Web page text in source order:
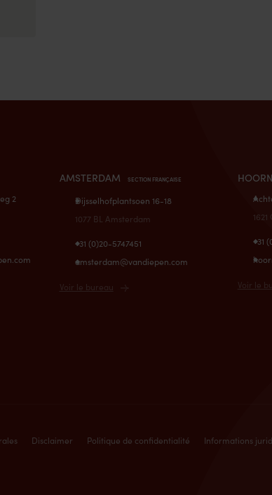
2
AMSTERDAM SECTION FRANÇAISE
Dijsselhofplantsoen 16-18
1077 BL Amsterdam
+31 (0)20-5747451
amsterdam@vandiepen.com
Voir le bureau
HOORN
+31
Voir le
Disclaimer Politique de confidentialité Informations